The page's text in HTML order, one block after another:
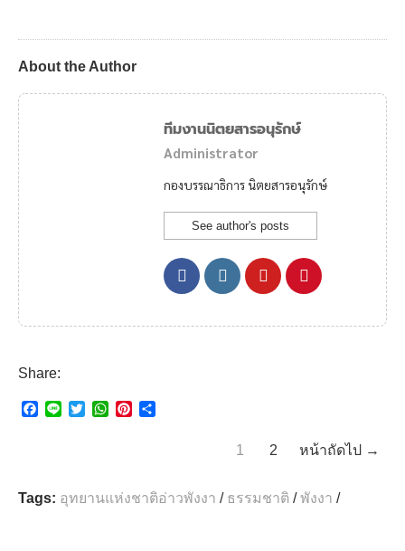
About the Author
ทีมงานนิตยสารอนุรักษ์
Administrator
กองบรรณาธิการ นิตยสารอนุรักษ์
See author's posts
Share:
o
r
W
p
e
1 2 หน้าถัดไป →
Tags: อุทยานแห่งชาติอ่าวพังงา / ธรรมชาติ /พังงา /